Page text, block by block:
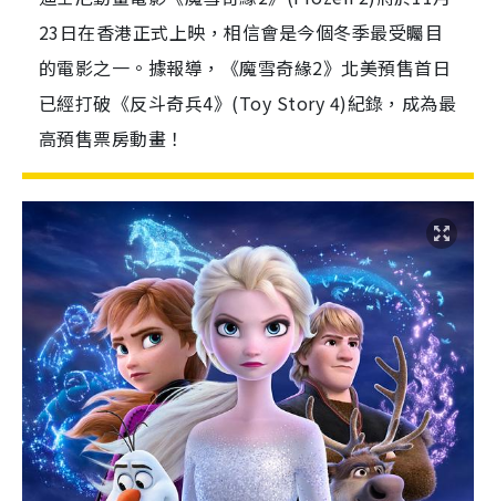
23日在香港正式上映，相信會是今個冬季最受矚目
的電影之一。據報導，《魔雪奇緣2》北美預售首日
已經打破《反斗奇兵4》(Toy Story 4)紀錄，成為最
高預售票房動畫！